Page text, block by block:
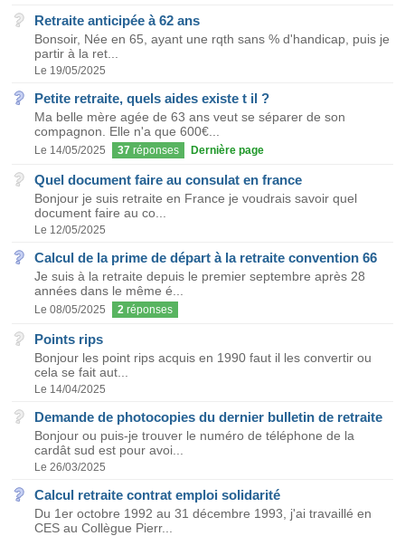
Retraite anticipée à 62 ans
Bonsoir, Née en 65, ayant une rqth sans % d'handicap, puis je
partir à la ret...
Le 19/05/2025
Petite retraite, quels aides existe t il ?
Ma belle mère agée de 63 ans veut se séparer de son
compagnon. Elle n'a que 600€...
Le 14/05/2025 37 réponses Dernière page
Quel document faire au consulat en france
Bonjour je suis retraite en France je voudrais savoir quel
document faire au co...
Le 12/05/2025
Calcul de la prime de départ à la retraite convention 66
Je suis à la retraite depuis le premier septembre après 28
années dans le même é...
Le 08/05/2025 2 réponses
Points rips
Bonjour les point rips acquis en 1990 faut il les convertir ou
cela se fait aut...
Le 14/04/2025
Demande de photocopies du dernier bulletin de retraite
Bonjour ou puis-je trouver le numéro de téléphone de la
cardât sud est pour avoi...
Le 26/03/2025
Calcul retraite contrat emploi solidarité
Du 1er octobre 1992 au 31 décembre 1993, j'ai travaillé en
CES au Collègue Pierr...